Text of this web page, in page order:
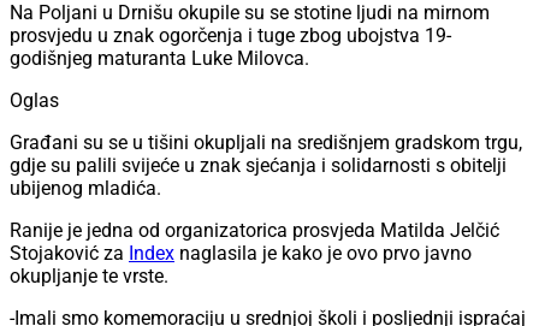
Na Poljani u Drnišu okupile su se stotine ljudi na mirnom
prosvjedu u znak ogorčenja i tuge zbog ubojstva 19-
godišnjeg maturanta Luke Milovca.
Oglas
Građani su se u tišini okupljali na središnjem gradskom trgu,
gdje su palili svijeće u znak sjećanja i solidarnosti s obitelji
ubijenog mladića.
Ranije je jedna od organizatorica prosvjeda Matilda Jelčić
Stojaković za Index naglasila je kako je ovo prvo javno
okupljanje te vrste.
-Imali smo komemoraciju u srednjoj školi i posljednji ispraćaj